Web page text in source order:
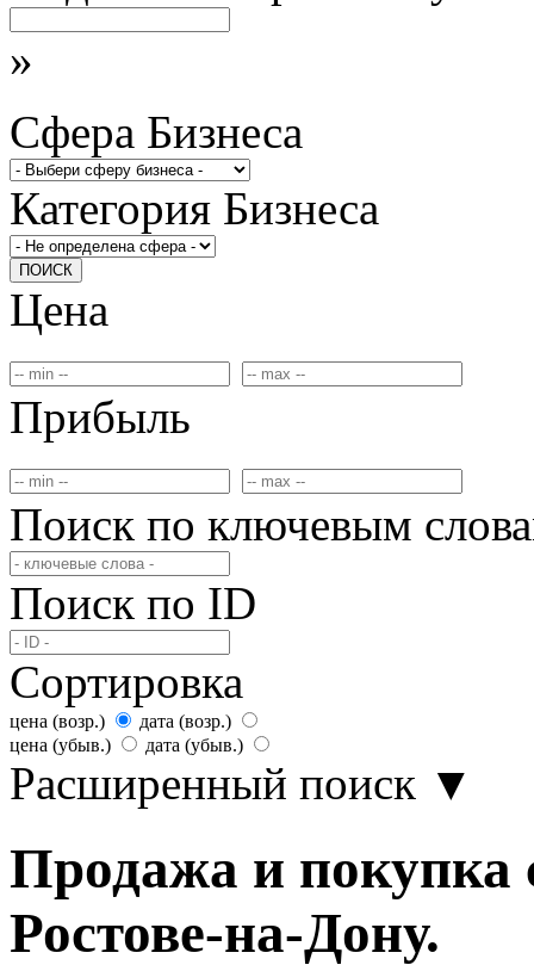
»
Сфера Бизнеса
Категория Бизнеса
ПОИСК
Цена
Прибыль
Поиск по ключевым
Поиск по ID
Сортировка
цена (возр.)
дата (возр.)
цена (убыв.)
дата (убыв.)
Расширенный поиск ▼
Продажа и покупка
Ростове-на-Дону.